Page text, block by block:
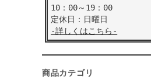
10：00～19：00
定休日：日曜日
-詳しくはこちら-
商品カテゴリ